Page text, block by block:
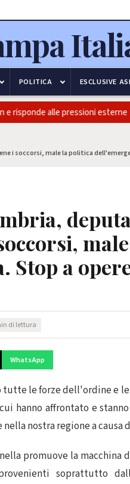
POLITICA ESCLUSIVE ASI
alle pressioni esterne
i soccorsi, male la politica
Stop a
di lettura
WhatsApp
tutte le forze dell'ordine e
hanno affrontato e
nostra regione a causa
promuove la macchina
soprattutto